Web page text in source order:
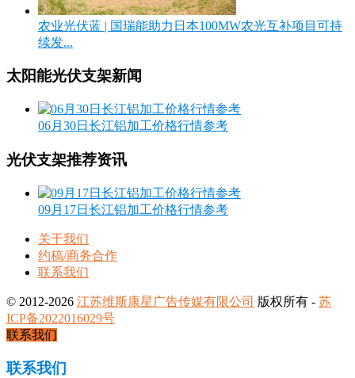
农业光伏蓝 | 国瑞能助力日本100MW农光互补项目可持
续发...
太阳能光伏支架新闻
06月30日长江铝加工价格行情参考
光伏支架推荐资讯
09月17日长江铝加工价格行情参考
关于我们
约稿/商务合作
联系我们
© 2012-2026 江苏维斯康星广告传媒有限公司 版权所有 - 苏
ICP备2022016029号
联系我们
联系我们